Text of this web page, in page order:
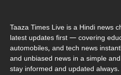
Taaza Times Live is a Hindi news
latest updates first — covering
automobiles, and tech news
and unbiased news in a simple
stay informed and updated